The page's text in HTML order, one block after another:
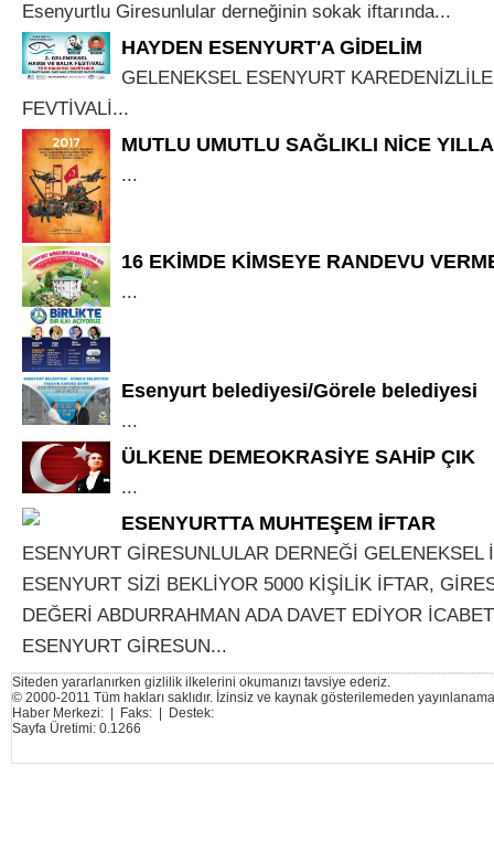
Esenyurtlu Giresunlular derneğinin sokak iftarında...
HAYDEN ESENYURT'A GİDELİM
GELENEKSEL ESENYURT
FEVTİVALİ...
MUTLU UMUTLU SAĞLIKLI NİCE
...
16 EKİMDE KİMSEYE RANDEVU
...
Esenyurt belediyesi/Görele belediyesi
...
ÜLKENE DEMEOKRASİYE SAHİP ÇIK
...
ESENYURTTA MUHTEŞEM İFTAR
ESENYURT GİRESUNLULAR DERNEĞİ GELENEKSEL
ESENYURT SİZİ BEKLİYOR 5000 KİŞİLİK İFTAR,
DEĞERİ ABDURRAHMAN ADA DAVET EDİYOR
ESENYURT GİRESUN...
Siteden yararlanırken gizlilik ilkelerini okumanızı tavsiye ederiz.
© 2000-2011 Tüm hakları saklıdır. İzinsiz ve kaynak gösterilemeden
Haber Merkezi: | Faks: | Destek:
Sayfa Üretimi: 0.1266